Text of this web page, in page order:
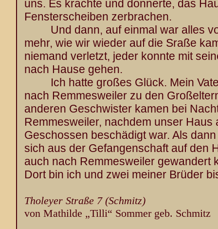
uns. Es krachte und donnerte, das
Fensterscheiben zerbrachen.
Und dann, auf einmal war alles
mehr, wie wir wieder auf die Sraße
niemand verletzt, jeder konnte mit
nach Hause gehen.
Ich hatte großes Glück. Mein
nach Remmesweiler zu den
anderen Geschwister kamen bei
Remmesweiler, nachdem unser
Geschossen beschädigt war. Als
sich aus der Gefangenschaft auf den
auch nach Remmesweiler gewandert
Dort bin ich und zwei meiner Brüder
Tholeyer Straße 7 (Schmitz)
von Mathilde „Tilli“ Sommer geb. Schmitz